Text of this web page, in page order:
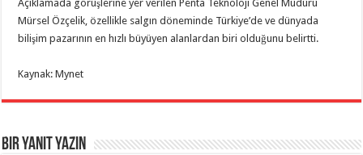
Açıklamada görüşlerine yer verilen Penta Teknoloji Genel Müdürü
Mürsel Özçelik, özellikle salgın döneminde Türkiye’de ve dünyada
bilişim pazarının en hızlı büyüyen alanlardan biri olduğunu belirtti.
Kaynak: Mynet
Bir yanıt yazın